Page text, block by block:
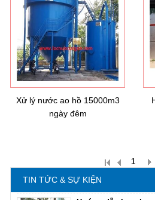
Xử lý nước ao hồ 15000m3
ngày đêm
1
TIN TỨC & SỰ KIỆN
Hướng dẫn lựa
21/10/2021
Hướng dẫn lựa chọn
Ô nhiễm nguồn
16/10/2021
Ô nhiễm nguồn nước
Sử dụng năng lượng